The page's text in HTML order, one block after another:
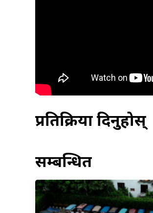
प्रतिक्रिया दिनुहोस्
सम्बन्धित